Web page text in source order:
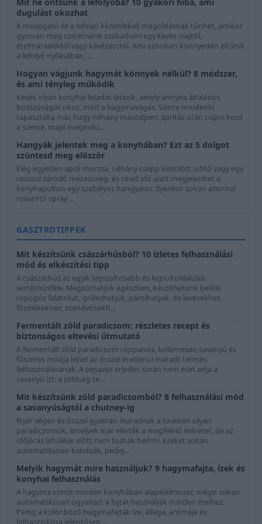
dugulást okozhat
A mosogató és a lefolyó kézenfekvő megoldásnak tűnhet, amikor
gyorsan meg szeretnénk szabadulni egy kevés olajtól,
ételmaradéktól vagy kávézacctól. Ami azonban könnyedén eltűnik
a lefolyó nyílásában, ...
Hogyan vágjunk hagymát könnyek nélkül? 8 módszer,
és ami tényleg működik
Kevés olyan konyhai feladat létezik, amely annyira általános
bosszúságot okoz, mint a hagymavágás. Szinte mindenki
tapasztalta már, hogy néhány másodperc aprítás után csípni kezd
a szeme, majd megindu...
Hangyák jelentek meg a konyhában? Ezt az 5 dolgot
szüntesd meg először
Elég egyetlen apró morzsa, néhány csepp kiömlött üdítő vagy egy
rosszul záródó mézesüveg, és rövid idő alatt megjelenhet a
konyhapulton egy szabályos hangyasor. Ilyenkor sokan azonnal
rovarirtó spray ...
GASZTROTIPPEK
Mit készítsünk császárhúsból? 10 ízletes felhasználási
mód és elkészítési tipp
A császárhús az egyik legszaftosabb és legsokoldalúbb
sertéshúsféle. Megsüthetjük egészben, készíthetünk belőle
ropogós falatokat, grillezhetjük, párolhatjuk, de levesekhez,
főzelékekhez, szendvicsekh...
Fermentált zöld paradicsom: részletes recept és
biztonságos eltevési útmutató
A fermentált zöld paradicsom roppanós, kellemesen savanyú és
fűszeres módja lehet az ősszel éretlenül maradt termés
felhasználásának. A tejsavas erjedés során nem ecet adja a
savanyú ízt: a zöldség te...
Mit készítsünk zöld paradicsomból? 8 felhasználási mód
a savanyúságtól a chutney-ig
Nyár végén és ősszel gyakran maradnak a töveken olyan
paradicsomok, amelyek már elérték a megfelelő méretet, de az
időjárás lehűlése előtt nem tudtak beérni. Ezeket sokan
automatikusan kidobják, pedig...
Melyik hagymát mire használjuk? 9 hagymafajta, ízek és
konyhai felhasználás
A hagyma szinte minden konyhában alapélelmiszer, mégis sokan
automatikusan ugyanazt a fajtát használják minden ételhez.
Pedig a különböző hagymafajták íze, állaga, aromája és
felhasználása jelentősen ...